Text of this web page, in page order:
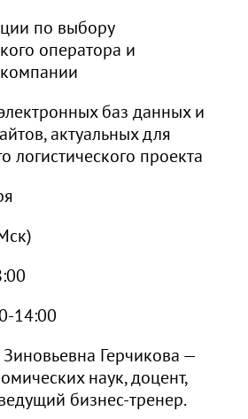
по выбору
оператора и
баз данных и
актуальных для
логистического проекта
14:00
Герчикова —
наук, доцент,
бизнес-тренер.